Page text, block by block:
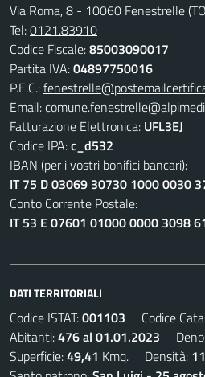
Via Roma, 8 - 10060 Fenestrelle
Tel:0121.83910
Codice Fiscale:85003090017
Partita IVA:04897750016
P.E.C.:
Email:
Fatturazione Elettronica: UFL3EJ
Codice IPA:c_d532
IBAN (per i vostri bonifici bancari):
IT 75 D 03069 30730 1000 0030
Conto Corrente Postale:
IT 53 E 07601 01000 0000 3098
DATI TERRITORIALI
Codice ISTAT:001103 Codice
Abitanti:476 al 01.01.2023
Superficie:49,41 Kmq. Densità: 11